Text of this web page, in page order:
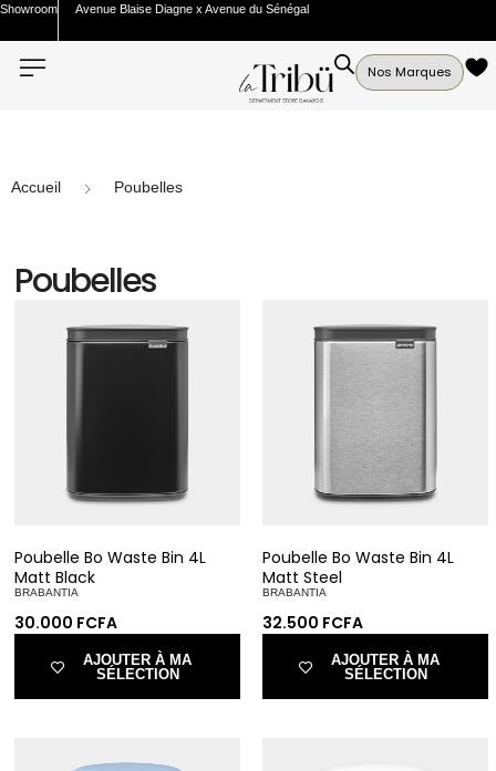
Showroom Avenue Blaise Diagne x Avenue du Sénégal
Nos Marques
Accueil Poubelles
Poubelle Bo Waste Bin 4L
Matt Black
BRABANTIA
30.000 FCFA
AJOUTER À MA
SÉLECTION
Poubelle Bo Waste Bin 4L
Matt Steel
BRABANTIA
32.500 FCFA
AJOUTER À MA
SÉLECTION
Poubelles